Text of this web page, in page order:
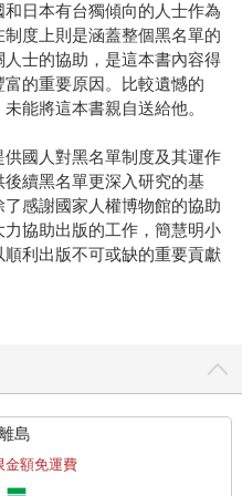
日本有台獨傾向的人士作為
度上則是涵蓋整個黑名單的
士的協助，是這本書內容得
的重要原因。比較遺憾的
能將這本書親自送給他。
國人對黑名單制度及其運作
續黑名單更深入研究的基
感謝國家人權博物館的協助
協助出版的工作，簡慧明小
利出版不可或缺的重要貢獻
島
金額免運費